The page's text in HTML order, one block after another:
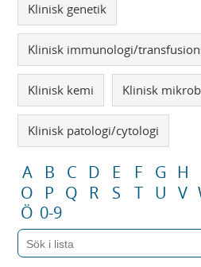
Klinisk genetik
Klinisk immunologi/
Klinisk kemi Klinisk
Klinisk patologi/cytologi
A B C D E F G H
O
P Q R S T U V
Ö 0-9